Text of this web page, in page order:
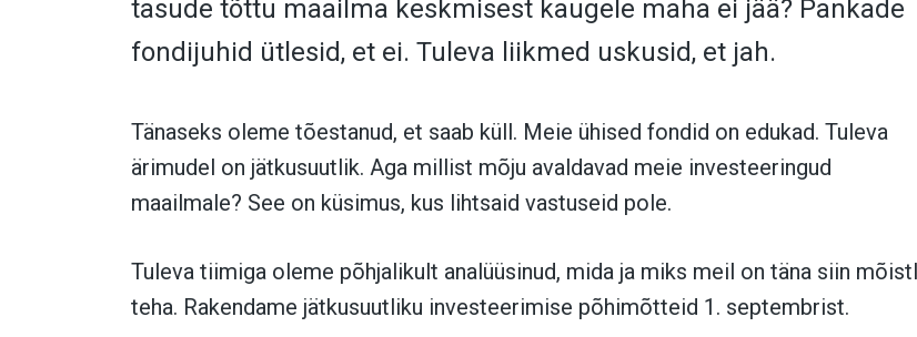
tasude tõttu maailma keskmisest kaugele maha ei jää? Pankade
fondijuhid ütlesid, et ei. Tuleva liikmed uskusid, et jah.
Tänaseks oleme tõestanud, et saab küll. Meie ühised fondid on edukad. Tuleva
ärimudel on jätkusuutlik. Aga millist mõju avaldavad meie investeeringud
maailmale? See on küsimus, kus lihtsaid vastuseid pole.
Tuleva tiimiga oleme põhjalikult analüüsinud, mida ja miks meil on täna siin
teha. Rakendame jätkusuutliku investeerimise põhimõtteid 1. septembrist.